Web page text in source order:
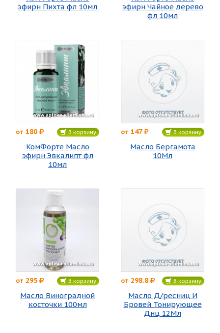
эфирн Пихта фл 10мл
эфирн Чайное дерево
фл 10мл
от 180 В корзину
КомФорте Масло
эфирн Эвкалипт фл
10мл
от 147 В корзину
Масло Бергамота
10Мл
от 295 В корзину
Масло Виноградной
косточки 100мл
от 298.8 В корзину
Масло Д/ресниц И
Бровей Тонирующее
Днц 12Мл